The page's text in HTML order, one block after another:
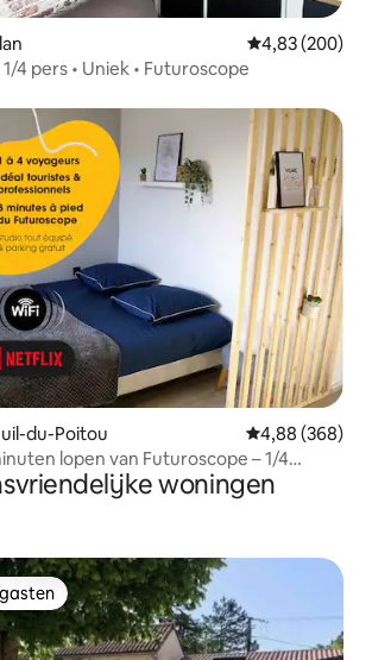
Gemiddelde
4,83 (200)
PacMan Studio • 1/4 pers • Uniek • Futuroscope
du-Poitou Gemiddelde
4,88 (368)
lopen van Futuroscope – 1/4
woningen
gasten